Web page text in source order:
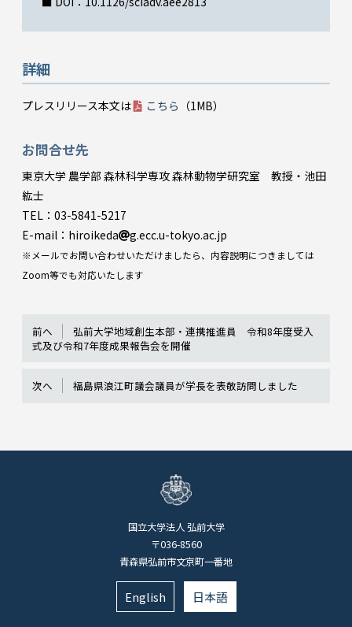
詳細
プレスリリース本文は こちら （⁨1MB）
お問合せ先
東京大学 農学部 森林科学専攻 森林動物学研究室 教授・池田
紘士
TEL：03-5841-5217
E-mail：hiroikeda
g.ecc.u-tokyo.ac.jp
※メールでお問い合わせいただけましたら、内容説明につきましては
Zoom等でも対応いたします
前へ
弘前大学地域創生本部・連携推進員 令和8年度受入
式及び令和7年度成果報告会を開催
次へ 福島県浪江町議会議員が学長を表敬訪問しました
国立大学法人 弘前大学
〒036-8560
青森県弘前市文京町一番地
English 日本語